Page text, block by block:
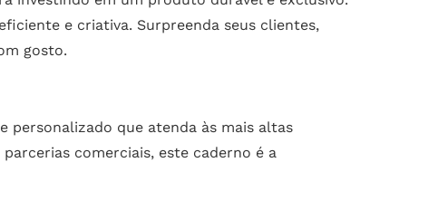
e criativa. Surpreenda seus clientes,
gosto.
personalizado que atenda às mais altas
comerciais, este caderno é a